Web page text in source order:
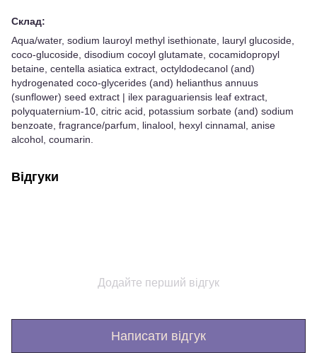
Склад:
Aqua/water, sodium lauroyl methyl isethionate, lauryl glucoside,
coco-glucoside, disodium cocoyl glutamate, cocamidopropyl
betaine, centella asiatica extract, octyldodecanol (and)
hydrogenated coco-glycerides (and) helianthus annuus
(sunflower) seed extract | ilex paraguariensis leaf extract,
polyquaternium-10, citric acid, potassium sorbate (and) sodium
benzoate, fragrance/parfum, linalool, hexyl cinnamal, anise
alcohol, coumarin.
Відгуки
Додайте перший відгук
Написати відгук